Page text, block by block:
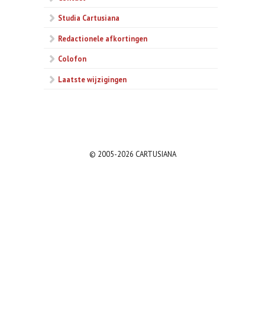
Studia Cartusiana
Redactionele afkortingen
Colofon
Laatste wijzigingen
© 2005-2026 CARTUSIANA